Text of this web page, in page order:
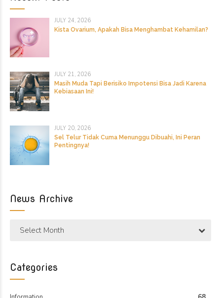
JULY 24, 2026
Kista Ovarium, Apakah Bisa Menghambat Kehamilan?
JULY 21, 2026
Masih Muda Tapi Berisiko Impotensi Bisa Jadi Karena
Kebiasaan Ini!
JULY 20, 2026
Sel Telur Tidak Cuma Menunggu Dibuahi, Ini Peran
Pentingnya!
News Archive
Select Month
Categories